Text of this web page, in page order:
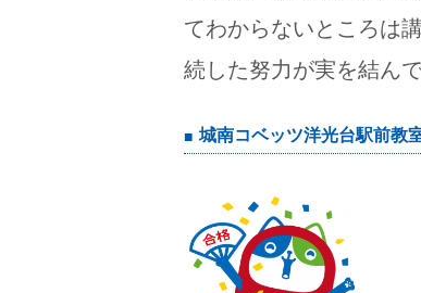
てわからないところは
続した努力が実を結ん
城南コベッツ洋光台駅前教